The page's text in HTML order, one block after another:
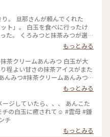
。 旦那さんが頼んでくれた
ト」。 白玉を食べに行ったけ
た。 くろみつと抹茶みつが選べ
ったら、30分も待たずに入れ
、席についてから出てくるまで
1時間。 1時間くらいなら、並
ての鎌倉
もっとみる
茶クリームあんみつ 白玉が大
程よい甘さの抹茶アイスがまた
んみつ#抹茶クリームあんみつ#
もっとみる
ジしていたら、、、 あんこた
チの白玉に癒されて☺️ #雲母 #鎌
チ
もっとみる